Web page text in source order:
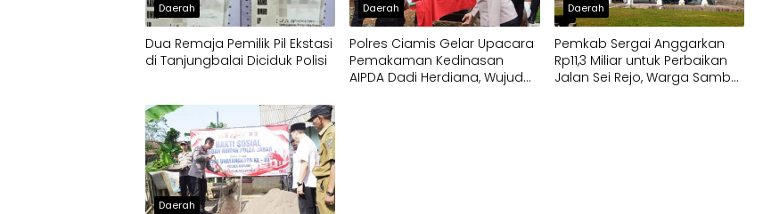
Daerah
Dua Remaja Pemilik Pil Ekstasi
di Tanjungbalai Diciduk Polisi
Daerah
Polres Ciamis Gelar Upacara
Pemakaman Kedinasan
AIPDA Dadi Herdiana, Wujud
Daerah
Pemkab Sergai Anggarkan
Rp11,3 Miliar untuk Perbaikan
Jalan Sei Rejo, Warga Sambut
Daerah